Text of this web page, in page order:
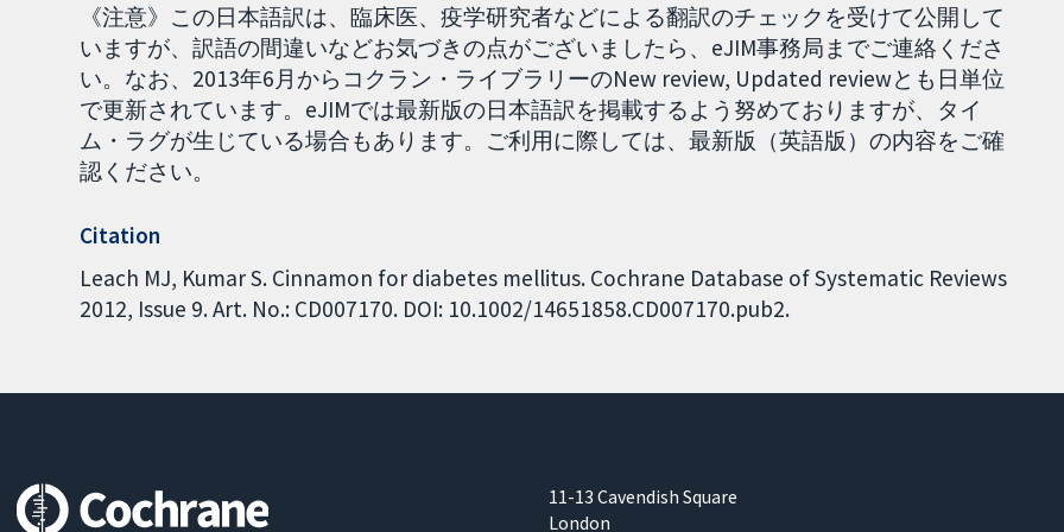
《注意》この日本語訳は、臨床医、疫学研究者などによる翻訳のチェックを受けて公開して
いますが、訳語の間違いなどお気づきの点がございましたら、eJIM事務局までご連絡くださ
い。なお、2013年6月からコクラン・ライブラリーのNew review, Updated reviewとも日単位
で更新されています。eJIMでは最新版の日本語訳を掲載するよう努めておりますが、タイ
ム・ラグが生じている場合もあります。ご利用に際しては、最新版（英語版）の内容をご確
認ください。
Citation
Leach MJ, Kumar S. Cinnamon for diabetes mellitus. Cochrane Database of Systematic Reviews
2012, Issue 9. Art. No.: CD007170. DOI: 10.1002/14651858.CD007170.pub2.
11-13 Cavendish Square
London